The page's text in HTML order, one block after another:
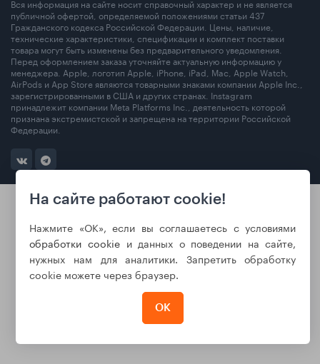
Вся информация на сайте носит справочный характер и не является
публичной офертой, определяемой положениями статьи 437
Гражданского кодекса Российской Федерации. Цены, наличие,
технические характеристики, спецификации и комплект поставки
товара могут быть изменены без предварительного уведомления.
Перед оформлением заказа уточняйте актуальную информацию у
менеджера. Apple, логотип Apple, iPhone, iPad, Mac, Apple Watch,
AirPods и App Store являются товарными знаками компании Apple Inc.,
зарегистрированными в США и других странах. Instagram
принадлежит компании Meta Platforms Inc., деятельность которой
признана экстремистской и запрещена на территории Российской
Федерации.
На сайте работают cookie!
Нажмите «ОК», если вы соглашаетесь с условиями
обработки cookie и данных о поведении на сайте,
нужных нам для аналитики. Запретить обработку
cookie можете через браузер.
ОК